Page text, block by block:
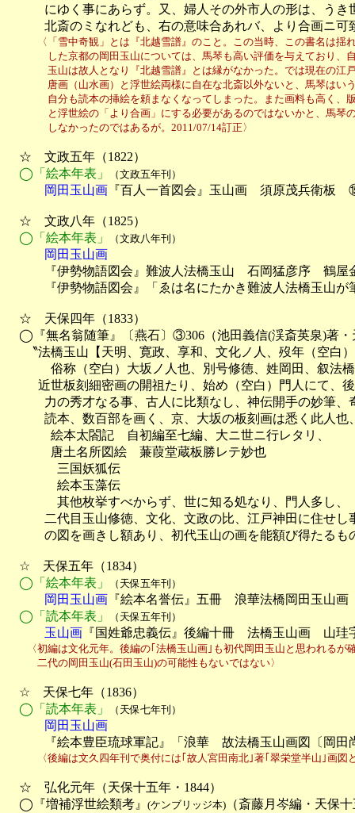
にゆく事にあらず。又、婦人その外市人の形は、うき
北斎のミなれども、右の意味合あれバ、より合画ニ可
〈「雪中奇観」とは『北越雪譜』のこと。この当時、この書名は揺れ
した京都の岡田玉山については、馬琴も高い評価を与えており、自
玉山は故人となり『北越雪譜』とは縁がなかった。では現在の江戸
唐画（山水画）と浮世絵両様に自在な北斎以外ないと、馬琴はいう
自分も読本の挿絵を頼まなくなってしまった。また画料も高く、版
と浮世絵の「より合画」にする必要があるのではないかと、馬琴の
しなかったのではあるが。2011/07/14訂正〉
☆　文政五年（1822）
◯「絵本年表」
（文政五年刊）
岡田玉山画 『百人一首図会』玉山画　須原茂兵衛板
☆　文政八年（1825）
◯「絵本年表」
（文政八年刊）
岡田玉山画
『伊勢物語図会』難波人法橋玉山　石岡猛彦序　鶴屋
『伊勢物語図会』「ゑは名にたかき難波人法橋玉山が
☆　天保四年（1833）
◯『無名翁随筆』〔燕石〕③306（池田義信(渓斎英泉)著・
〝法橋玉山【天明、寛政、享和、文化ノ人、歿年（空白
俗称（空白）大坂ノ人也、別号修徳、姓岡田、叙法橋
近世板刻細密画の開祖たり、始め（空白）門人にて、後
力の秀才なる事、古人に比類なし、神伝開手の妙筆、
読本、数百部を画く、京、大坂の板刻画は悉く此人也
絵本太閤記　自初編至七編、大ニ世ニ行レタリ、
唐土名所図絵　蒹葭堂蔵板勝レテ妙也
三国妖狐伝
絵本玉藻伝
其他枚挙すべからず、世に知る処なり、門人多し、
二代目玉山修徳、文化、文政の比、江戸神田に住せし
の図を画きし額あり、初代玉山の画を能額び得たるも
☆　天保五年（1834）
◯「絵本年表」
（天保五年刊）
岡田玉山画 『絵本名誉伝』五冊　浪華法橋岡田玉山
◯「読本年表」
（天保五年刊）
玉山画 『国姓爺忠義伝』後編十冊　法橋玉山画　山
〈初編は文化元年。後編の｢法橋玉山画｣も初代岡田玉山と思われるが
二代の岡田玉山(石田玉山)の可能性もないではない〉
☆　天保七年（1836）
◯「読本年表」
（天保七年刊）
岡田玉山画
『絵本豊臣琉球軍記』「浪華　故法橋玉山画図〔岡田
〈後編は文久四年刊で奥付には｢故人宮田南北｣著｢翠栄堂半山｣画図
☆　弘化元年（天保十五年・1844）
◯『増補浮世絵類考』 (ケンブリッジ本) （斎藤月岑編・天保